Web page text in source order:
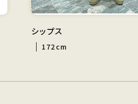
シップス
172cm